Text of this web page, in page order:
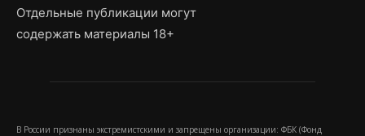
Отдельные публикации могут
содержать материалы 18+
В России признаны экстремистскими и запрещены организации: ФБК (Фонд